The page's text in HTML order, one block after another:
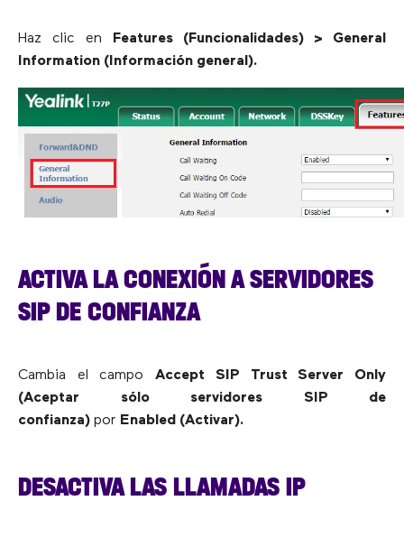
Haz clic en
Features (Funcionalidades) > General
Information (Información general).
ACTIVA LA CONEXIÓN A SERVIDORES
SIP DE CONFIANZA
Cambia el campoAccept SIP Trust Server Only
(Aceptar sólo servidores SIP de
confianza) por Enabled (Activar).
DESACTIVA LAS LLAMADAS IP